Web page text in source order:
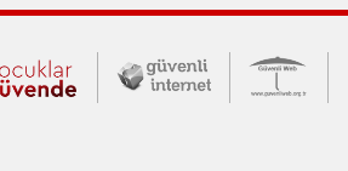
İletişim Merkezi
Çocuklar Güvende (yeni
Güvenli